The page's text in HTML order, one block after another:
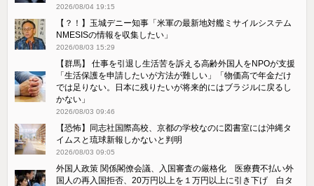
2026/08/04 19:15
【？！】玉城デニー知事「米軍の最新地対艦ミサイルシステム
NMESISの情報を収集したい」
2026/08/03 15:29
【群馬】 仕事を引退し生活苦を訴える高齢外国人をNPOが支援
「生活保護を申請したいが方法が難しい」「物価高で年金だけ
では足りない。日本に残りたいが将来的にはブラジルに戻るし
かない」
2026/08/03 09:46
【恐怖】同志社国際高校、京都の学校なのに図書室には沖縄タ
イムスと琉球新報しかないと判明
2026/08/03 09:05
外国人政策 関係閣僚会議、入国審査の厳格化 医療費不払い外
国人の再入国拒否、20万円以上を１万円以上に引き下げ 白タ